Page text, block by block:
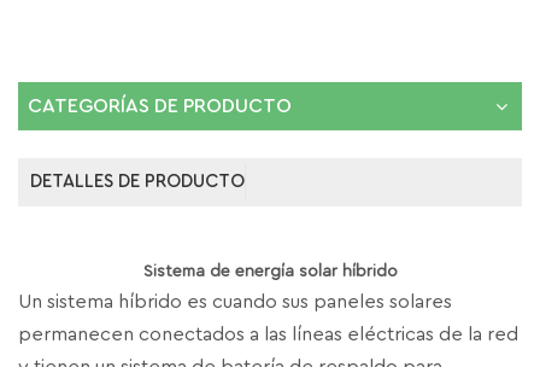
CATEGORÍAS DE PRODUCTO
DETALLES DE PRODUCTO
Sistema de energía solar híbrido
Un sistema híbrido es cuando sus paneles solares
permanecen conectados a las líneas eléctricas de la red